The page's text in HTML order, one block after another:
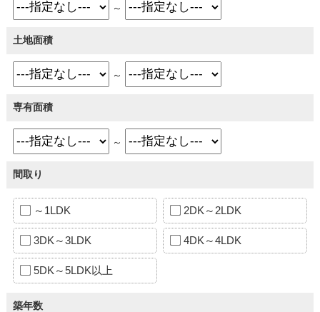
～
土地面積
～
専有面積
～
間取り
～1LDK 2DK～2LDK
3DK～3LDK 4DK～4LDK
5DK～5LDK以上
築年数